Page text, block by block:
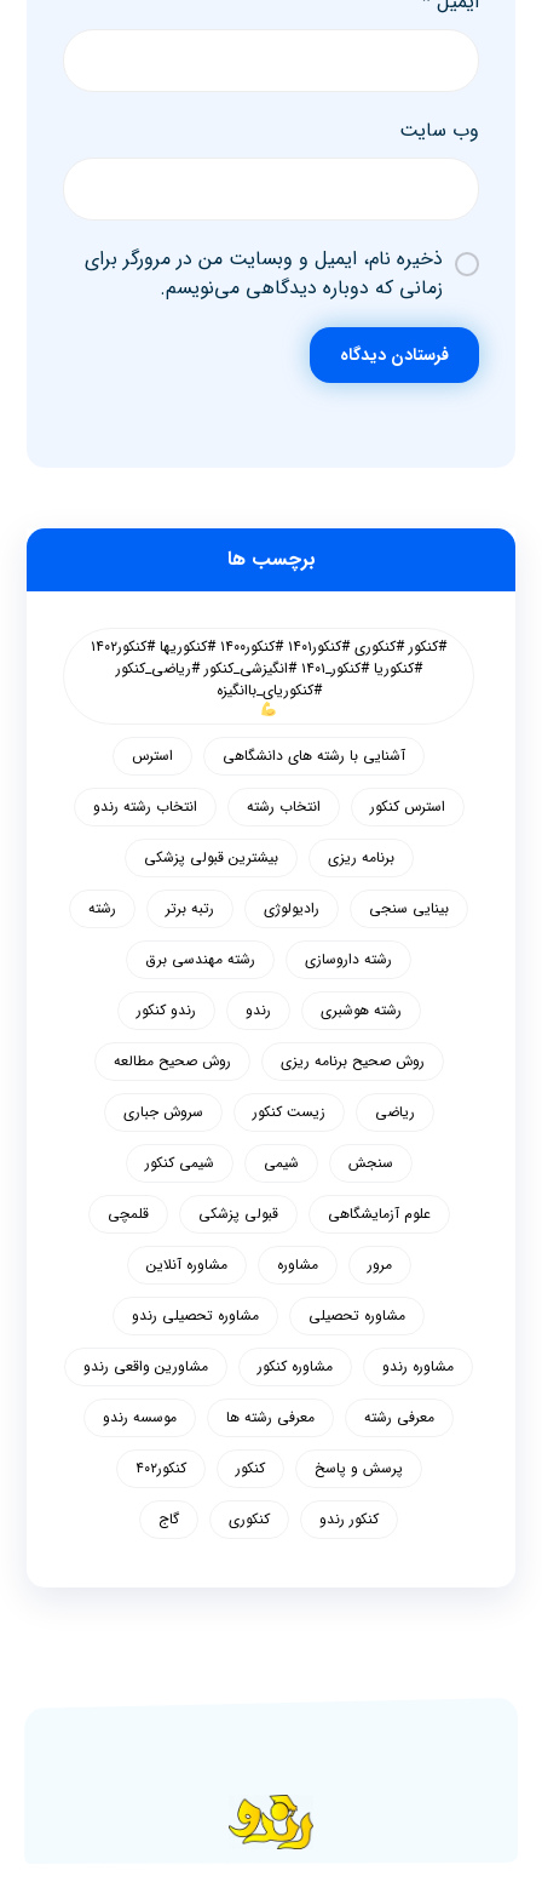
وب‌ سایت
ذخیره نام، ایمیل و وبسایت من در مرورگر برای
زمانی که دوباره دیدگاهی می‌نویسم.
فرستادن دیدگاه
برچسب ها
#کنکور #کنکوری #کنکور۱۴۰۱ #کنکور۱۴۰۰ #کنکوریها #کنکور۱۴۰۲
#کنکوریا #کنکور_۱۴۰۱ #انگیزشی_کنکور #ریاضی_کنکور
#کنکوریای_باانگیزه
آشنایی با رشته های دانشگاهی استرس
استرس کنکور انتخاب رشته انتخاب رشته رندو
برنامه ریزی بیشترین قبولی پزشکی
بینایی سنجی رادیولوژی رتبه برتر رشته
رشته داروسازی رشته مهندسی برق
رشته هوشبری رندو رندو کنکور
روش صحیح برنامه ریزی روش صحیح مطالعه
ریاضی زیست کنکور سروش جباری
سنجش شیمی شیمی کنکور
علوم آزمایشگاهی قبولی پزشکی قلمچی
مرور مشاوره مشاوره آنلاین
مشاوره تحصیلی مشاوره تحصیلی رندو
مشاوره رندو مشاوره کنکور مشاورین واقعی رندو
معرفی رشته معرفی رشته ها موسسه رندو
پرسش و پاسخ کنکور کنکور۴۰۲
کنکور رندو کنکوری گاج